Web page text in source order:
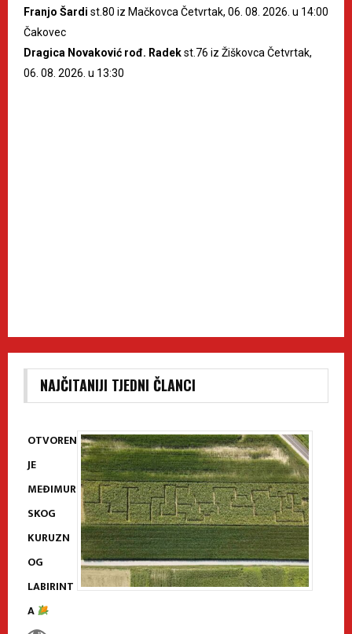
Franjo Šardi st.80 iz Mačkovca Četvrtak, 06. 08. 2026. u 14:00
Čakovec
Dragica Novaković rođ. Radekst.76 iz Žiškovca Četvrtak,
06. 08. 2026. u 13:30
NAJČITANIJI TJEDNI ČLANCI
OTVOREN
JE
MEĐIMUR
SKOG
KURUZN
OG
LABIRINT
A